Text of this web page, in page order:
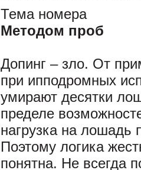
Тема номера
Методом проб
Допинг – зло. От
при ипподромных
умирают десятки
пределе
нагрузка на лошадь
Поэтому логика
понятна. Не всегда